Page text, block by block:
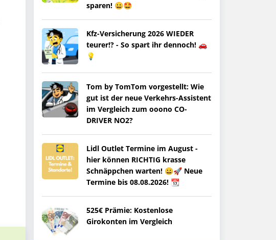
sparen! 😀🤩
Kfz-Versicherung 2026 WIEDER
teurer!? - So spart ihr dennoch! 🚗
💡
Tom by TomTom vorgestellt: Wie
gut ist der neue Verkehrs-Assistent
im Vergleich zum ooono CO-
DRIVER NO2?
Lidl Outlet Termine im August -
hier können RICHTIG krasse
Schnäppchen warten! 😀🚀 Neue
Termine bis 08.08.2026! 📆
525€ Prämie: Kostenlose
Girokonten im Vergleich